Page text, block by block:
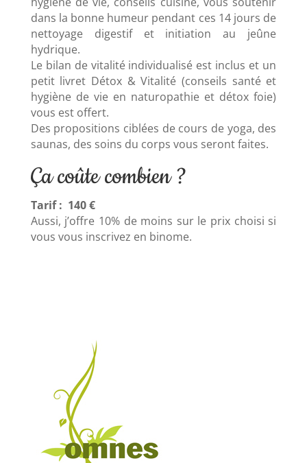
dans la bonne humeur pendant ces 14 jours de
nettoyage digestif et initiation au jeûne
hydrique.
Le bilan de vitalité individualisé est inclus et un
petit livret Détox & Vitalité (conseils santé et
hygiène de vie en naturopathie et détox foie)
vous est offert.
Des propositions ciblées de cours de yoga, des
saunas, des soins du corps vous seront faites.
Ça coûte combien ?
Tarif : 140 €
Aussi, j’offre 10% de moins sur le prix choisi si
vous vous inscrivez en binome.